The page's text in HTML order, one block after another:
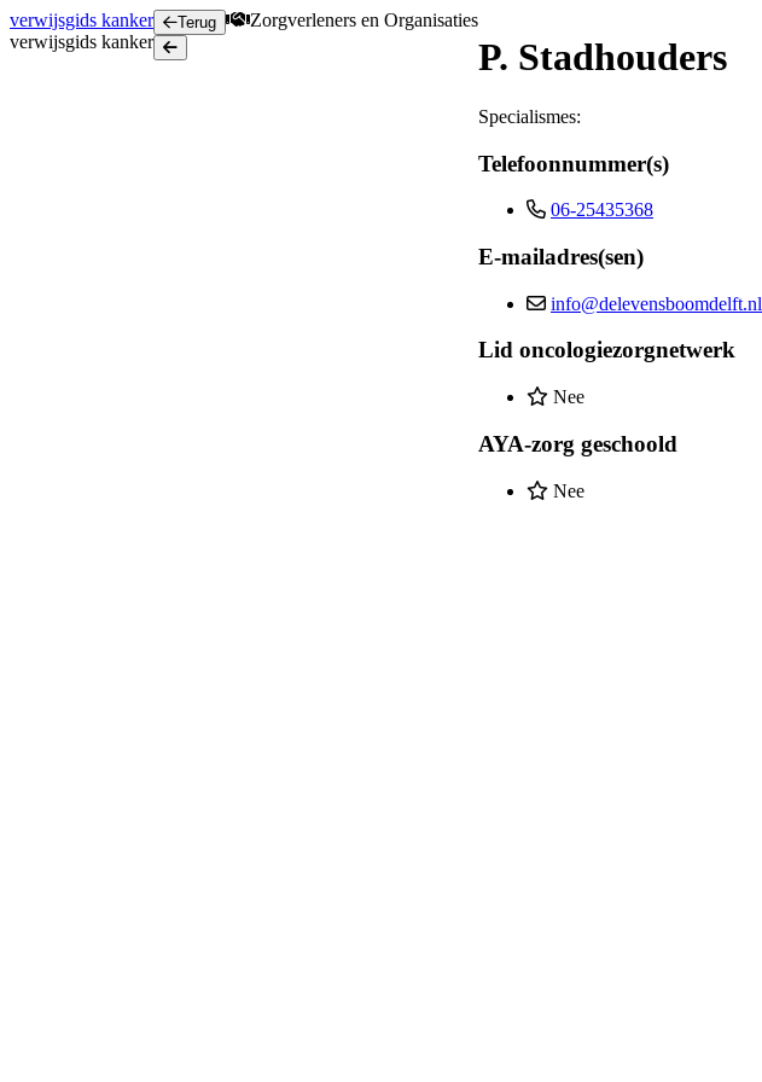
verwijsgids kanker
verwijsgids kanker
Terug
Terug
Zorgverleners en Organisaties
P. Stadhouders
Specialismes:
Telefoonnummer(s)
06-25435368
E-mailadres(sen)
info@delevensboomdelft.nl
Lid oncologiezorgnetwerk
Nee
AYA-zorg geschoold
Nee